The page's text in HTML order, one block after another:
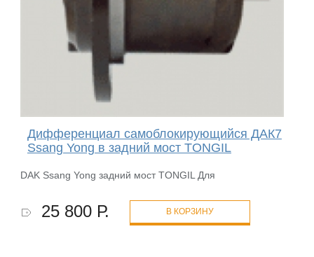
Дифференциал самоблокирующийся ДАК7
Ssang Yong в задний мост TONGIL
DAK Ssang Yong задний мост TONGIL Для
25 800 Р. В КОРЗИНУ